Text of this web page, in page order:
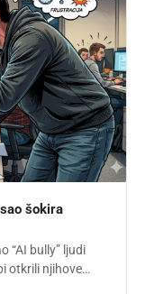
šokira
“AI bully” ljudi
otkrili njihove